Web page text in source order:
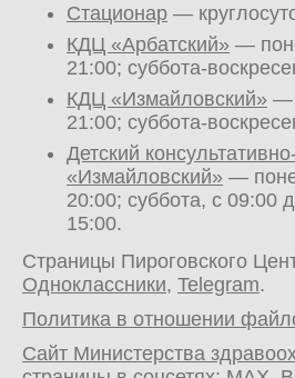
Стационар —
КДЦ «Арбатский» —
21:00; суббота-
КДЦ «Измайловский» —
21:00; суббота-
Детский
«Измайловский» —
20:00; суббота, с 09:00
15:00.
Страницы Пироговского
Одноклассники, Telegram.
Политика в отношении
Сайт Министерства